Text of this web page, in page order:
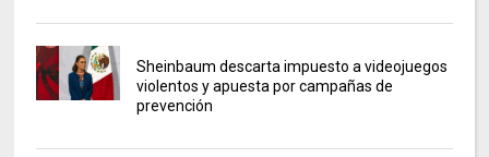
Sheinbaum descarta impuesto a videojuegos
violentos y apuesta por campañas de
prevención